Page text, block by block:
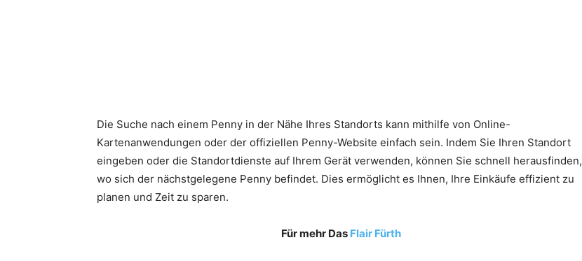
Die Suche nach einem Penny in der Nähe Ihres Standorts kann mithilfe von Online-
Kartenanwendungen oder der offiziellen Penny-Website einfach sein. Indem Sie Ihren Standort
eingeben oder die Standortdienste auf Ihrem Gerät verwenden, können Sie schnell herausfinden,
wo sich der nächstgelegene Penny befindet. Dies ermöglicht es Ihnen, Ihre Einkäufe effizient zu
planen und Zeit zu sparen.
Für mehr Das Flair Fürth